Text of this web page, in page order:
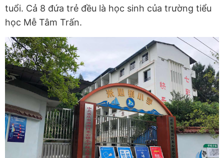
tuổi. Cả 8 đứa trẻ đều là học sinh của trường tiểu
học Mễ Tâm Trấn.